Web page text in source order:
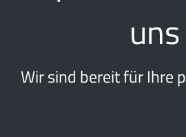
uns
Wir sind bereit für Ihre